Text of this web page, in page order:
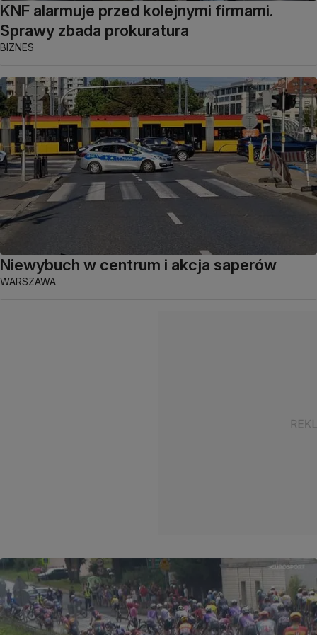
KNF alarmuje przed kolejnymi firmami.
Sprawy zbada prokuratura
BIZNES
Niewybuch w centrum i akcja saperów
WARSZAWA